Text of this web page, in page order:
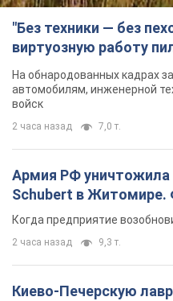
"Без техники — без
виртуозную работу
На обнародованных кадрах
автомобилям, инженерной
войск
2 часа назад 7,0 т.
Армия РФ уничтожила
Schubert в Житомире.
Когда предприятие
2 часа назад 9,3 т.
Киево-Печерскую